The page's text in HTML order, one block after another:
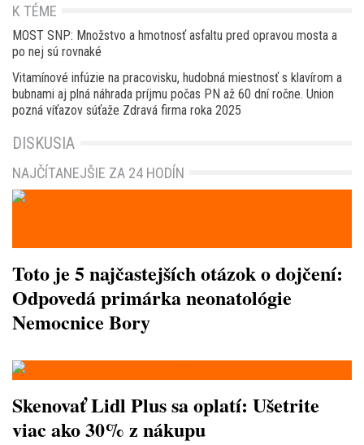
K TÉME
MOST SNP: Množstvo a hmotnosť asfaltu pred opravou mosta a
po nej sú rovnaké
Vitamínové infúzie na pracovisku, hudobná miestnosť s klavírom a
bubnami aj plná náhrada príjmu počas PN až 60 dní ročne. Union
pozná víťazov súťaže Zdravá firma roka 2025
DISKUSIA
NAJČÍTANEJŠIE ZA 24 HODÍN
Toto je 5 najčastejších otázok o dojčení:
Odpovedá primárka neonatológie
Nemocnice Bory
Skenovať Lidl Plus sa oplatí: Ušetrite
viac ako 30% z nákupu